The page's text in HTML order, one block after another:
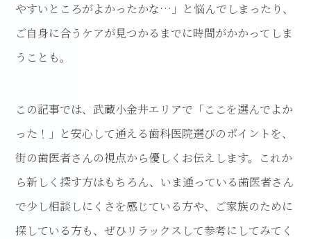
やすいところがよかったかな…」と悩んでしまったり、
ご自身に合うケアが見つかるまでに時間がかかってしま
うことも。
この記事では、武蔵小金井エリアで「ここを選んでよか
った！」と安心して通える歯科医院選びのポイントを、
街の歯医者さんの視点から優しくお伝えします。これか
ら新しく探す方はもちろん、いま通っている歯医者さん
で少し相談しにくさを感じている方や、ご家族のために
探している方も、ぜひリラックスして参考にしてみてく